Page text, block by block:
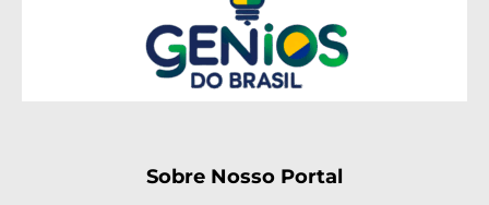
Sobre Nosso Portal